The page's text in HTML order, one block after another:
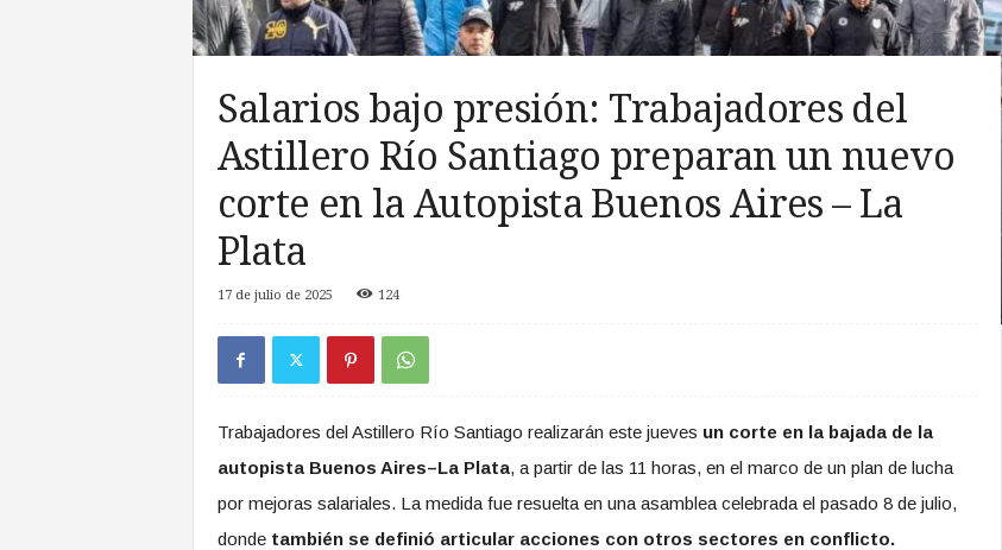
Salarios bajo presión: Trabajadores del
Astillero Río Santiago preparan un nuevo
corte en la Autopista Buenos Aires – La
Plata
17 de julio de 2025 124
Trabajadores del Astillero Río Santiago realizarán este jueves un corte en la bajada de la
autopista Buenos Aires–La Plata, a partir de las 11 horas, en el marco de un plan de lucha
por mejoras salariales. La medida fue resuelta en una asamblea celebrada el pasado 8 de julio,
donde también se definió articular acciones con otros sectores en conflicto.